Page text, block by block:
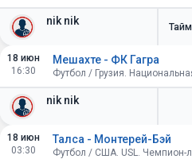
nik nik
18 июн
16:30
nik nik
Мешахте - ФК Гагра
Футбол / Грузия.
18 июн
03:30
Талса - Монтерей-Бэй
Футбол / США. USL. Чемпион-